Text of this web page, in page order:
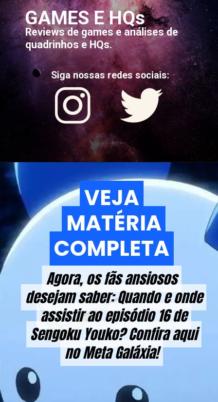
GAMES E HQs
Reviews de games e análises de
quadrinhos e HQs.
Siga nossas redes sociais:
Agora, os fãs ansiosos
desejam saber: Quando e onde
assistir ao episódio 16 de
Sengoku Youko? Confira aqui
no Meta Galáxia!
Agora, os fãs ansiosos
desejam saber: Quando e onde
assistir ao episódio 16 de
Sengoku Youko? Confira aqui
no Meta Galáxia!
VEJA
MATÉRIA
COMPLETA
VEJA
MATÉRIA
COMPLETA